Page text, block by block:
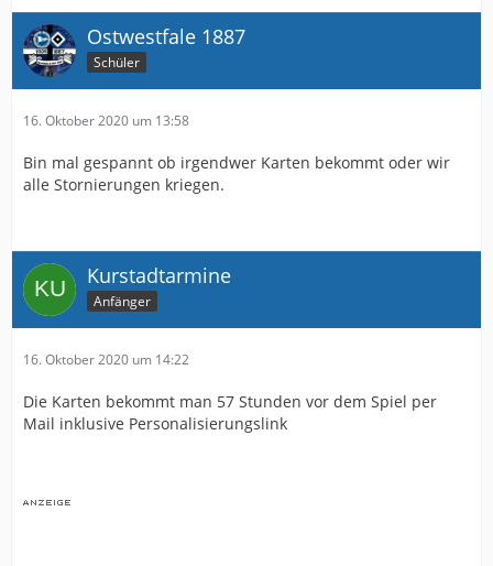
Ostwestfale 1887
Schüler
16. Oktober 2020 um 13:58
Bin mal gespannt ob irgendwer Karten bekommt oder wir
alle Stornierungen kriegen.
Kurstadtarmine
Anfänger
16. Oktober 2020 um 14:22
Die Karten bekommt man 57 Stunden vor dem Spiel per
Mail inklusive Personalisierungslink